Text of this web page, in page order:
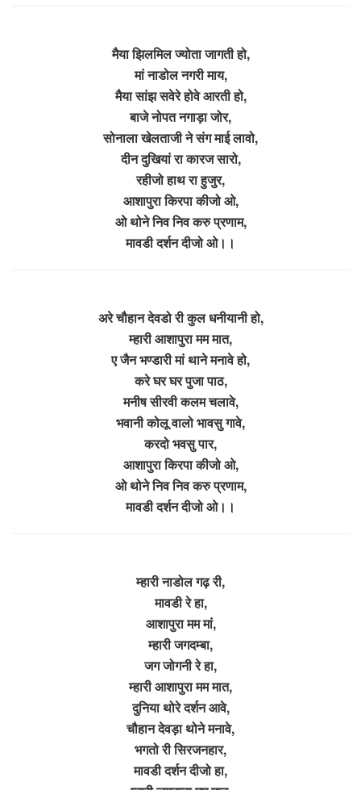
मैया झिलमिल ज्योता जागती हो,
मां नाडोल नगरी माय,
मैया सांझ सवेरे होवे आरती हो,
बाजे नोपत नगाड़ा जोर,
सोनाला खेलताजी ने संग माई लावो,
दीन दुखियां रा कारज सारो,
रहीजो हाथ रा हुजुर,
आशापुरा किरपा कीजो ओ,
ओ थोने निव निव करु प्रणाम,
मावडी दर्शन दीजो ओ।।
अरे चौहान देवडो री कुल धनीयानी हो,
म्हारी आशापुरा मम मात,
ए जैन भण्डारी मां थाने मनावे हो,
करे घर घर पुजा पाठ,
मनीष सीरवी कलम चलावे,
भवानी कोलू वालो भावसु गावे,
करदो भवसु पार,
आशापुरा किरपा कीजो ओ,
ओ थोने निव निव करु प्रणाम,
मावडी दर्शन दीजो ओ।।
म्हारी नाडोल गढ़ री,
मावडी रे हा,
आशापुरा मम मां,
म्हारी जगदम्बा,
जग जोगनी रे हा,
म्हारी आशापुरा मम मात,
दुनिया थोरे दर्शन आवे,
चौहान देवड़ा थोने मनावे,
भगतो री सिरजनहार,
मावडी दर्शन दीजो हा,